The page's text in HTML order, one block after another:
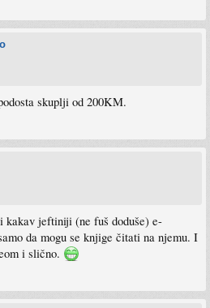
skuplji od 200KM.
jeftiniji (ne fuš doduše) e-
da mogu se knjige čitati na njemu. I
i slično.